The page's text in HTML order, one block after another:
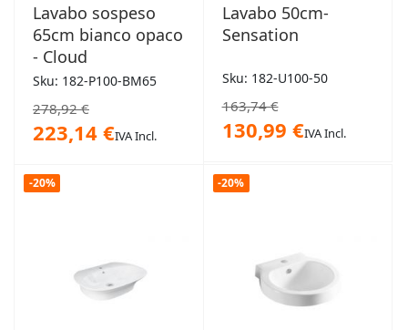
Lavabo sospeso
65cm bianco opaco
- Cloud
Sku: 182-P100-BM65
278,92 €
223,14 €IVA Incl.
Lavabo 50cm-
Sensation
Sku: 182-U100-50
163,74 €
130,99 €IVA Incl.
-20% -20%